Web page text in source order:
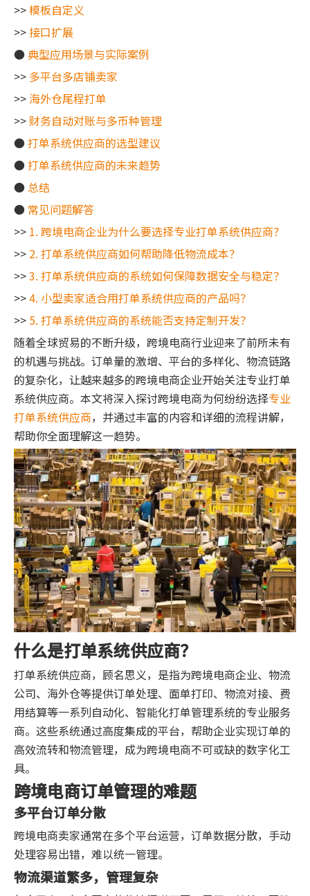
>>模板自定义
>>接口扩展
●典型应用场景与实际案例
>> 多平台多店铺卖家
>> 海外仓尾程打单
>> 财务自动对账与多币种管理
●打单系统供应商的选型建议
●打单系统供应商的未来趋势
● 总结
● 常见问题解答
>> 1. 跨境电商企业为什么要选择专业打单系统供应商？
>> 2. 打单系统供应商如何帮助降低物流成本？
>>3. 打单系统供应商的系统如何保障数据安全与稳定？
>>4. 小型卖家适合用打单系统供应商的产品吗？
>> 5. 打单系统供应商的系统能否支持定制开发？
随着全球贸易的不断升级，跨境电商行业迎来了前所未有
的机遇与挑战。订单量的激增、平台的多样化、物流链路
的复杂化，让越来越多的跨境电商企业开始关注专业打单
系统供应商。本文将深入探讨跨境电商为何纷纷选择专业
打单系统供应商，并通过丰富的内容和详细的流程讲解，
帮助你全面理解这一趋势。
什么是打单系统供应商？
打单系统供应商，顾名思义，是指为跨境电商企业、物流
公司、海外仓等提供订单处理、面单打印、物流对接、费
用结算等一系列自动化、智能化打单管理系统的专业服务
商。这些系统通过高度集成的平台，帮助企业实现订单的
高效流转和物流管理，成为跨境电商不可或缺的数字化工
具。
跨境电商订单管理的难题
多平台订单分散
跨境电商卖家通常在多个平台运营，订单数据分散，手动
处理容易出错，难以统一管理。
物流渠道繁多，管理复杂